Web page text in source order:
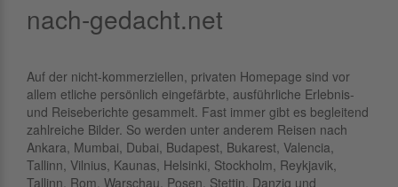
nach-gedacht.net
Auf der nicht-kommerziellen, privaten Homepage sind vor
allem etliche persönlich eingefärbte, ausführliche Erlebnis-
und Reiseberichte gesammelt. Fast immer gibt es begleitend
zahlreiche Bilder. So werden unter anderem Reisen nach
Ankara, Mumbai, Dubai, Budapest, Bukarest, Valencia,
Tallinn, Vilnius, Kaunas, Helsinki, Stockholm, Reykjavik,
Tallinn, Rom, Warschau, Posen, Stettin, Danzig und